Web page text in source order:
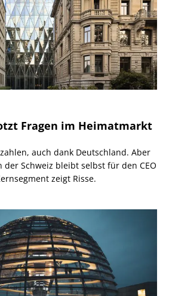
Fragen im Heimatmarkt
auch dank Deutschland. Aber
der Schweiz bleibt selbst für den CEO
zeigt Risse.